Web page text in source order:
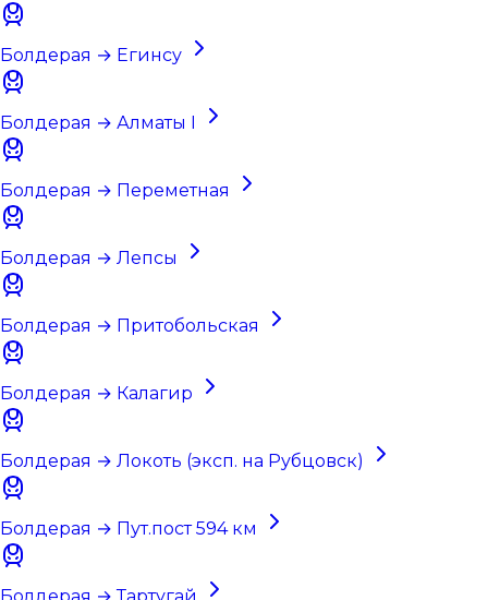
Болдерая → Егинсу
Болдерая → Алматы I
Болдерая → Переметная
Болдерая → Лепсы
Болдерая → Притобольская
Болдерая → Калагир
Болдерая → Локоть (эксп. на Рубцовск)
Болдерая → Пут.пост 594 км